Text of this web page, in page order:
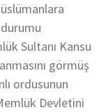
Sultanı Kansu
görmüş
ordusunun
Devletini